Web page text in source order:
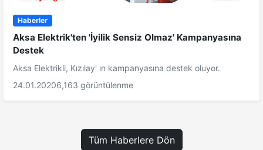
Haberler
Aksa Elektrik'ten 'İyilik Sensiz Olmaz' Kampanyasına
Destek
Aksa Elektrikli, Kızılay' ın kampanyasına destek oluyor.
24.01.20206,163 görüntülenme
Tüm Haberlere Dön